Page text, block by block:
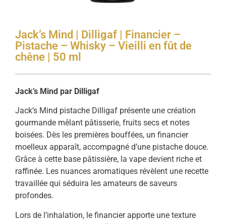
Jack’s Mind | Dilligaf | Financier –
Pistache – Whisky – Vieilli en fût de
chêne | 50 ml
Jack’s Mind par Dilligaf
Jack’s Mind pistache Dilligaf présente une création
gourmande mêlant pâtisserie, fruits secs et notes
boisées. Dès les premières bouffées, un financier
moelleux apparaît, accompagné d’une pistache douce.
Grâce à cette base pâtissière, la vape devient riche et
raffinée. Les nuances aromatiques révèlent une recette
travaillée qui séduira les amateurs de saveurs
profondes.
Lors de l’inhalation, le financier apporte une texture